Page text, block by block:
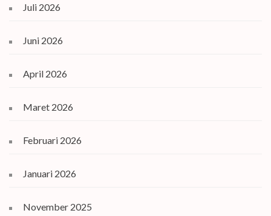
Juli 2026
Juni 2026
April 2026
Maret 2026
Februari 2026
Januari 2026
November 2025